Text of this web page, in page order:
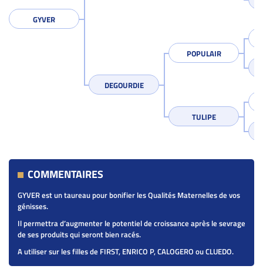
GYVER
DEGOURDIE
POPULAIR
TULIPE
COMMENTAIRES
GYVER est un taureau pour bonifier les Qualités Maternelles de vos
génisses.
Il permettra d’augmenter le potentiel de croissance après le sevrage
de ses produits qui seront bien racés.
A utiliser sur les filles de FIRST, ENRICO P, CALOGERO ou CLUEDO.